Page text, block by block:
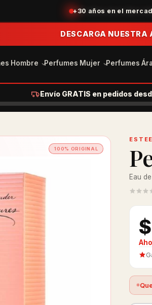
+30 años en el
DESCARGA NUESTRA
Hombre Perfumes Mujer Perfumes
Envío GRATIS en pedidos
100% ORIGINAL
Eau